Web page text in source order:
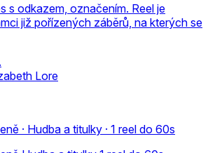
s odkazem, označením. Reel je
již pořízených záběrů, na kterých se
Lore
· Hudba a titulky · 1 reel do 60s